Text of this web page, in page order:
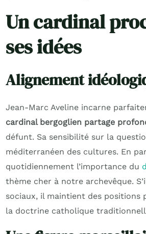
Un cardinal
ses idées
Alignement
Jean-Marc Aveline incarne
cardinal bergoglien partage
défunt. Sa sensibilité sur la
méditerranéen des cultures. En
quotidiennement l’importance du
thème cher à notre archevêque.
sociaux, il maintient des positions
la doctrine catholique